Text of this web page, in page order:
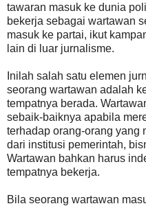
tawaran masuk ke dunia
bekerja sebagai wartawan
masuk ke partai, ikut
lain di luar jurnalisme.
Inilah salah satu elemen
seorang wartawan adalah
tempatnya berada.
sebaik-baiknya apabila
terhadap orang-orang yang
dari institusi pemerintah,
Wartawan bahkan harus
tempatnya bekerja.
Bila seorang wartawan